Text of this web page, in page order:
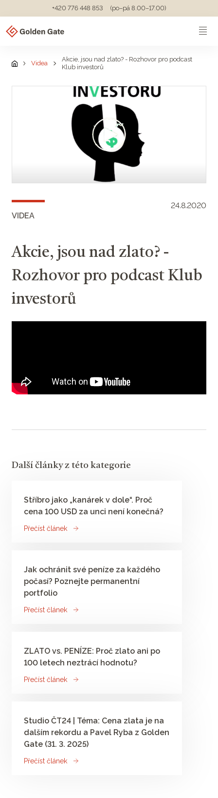
+420 776 448 853 (po–pá 8.00–17.00)
Videa
Akcie, jsou nad zlato? - Rozhovor pro podcast
Klub investorů
VIDEA
24.8.2020
Akcie, jsou nad zlato? -
Rozhovor pro podcast Klub
investorů
Další články z této kategorie
Stříbro jako „kanárek v dole“. Proč
cena 100 USD za unci není konečná?
Přečíst článek
Jak ochránit své peníze za každého
počasí? Poznejte permanentní
portfolio
Přečíst článek
ZLATO vs. PENÍZE: Proč zlato ani po
100 letech neztrácí hodnotu?
Přečíst článek
Studio ČT24 | Téma: Cena zlata je na
dalším rekordu a Pavel Ryba z Golden
Gate (31. 3. 2025)
Přečíst článek